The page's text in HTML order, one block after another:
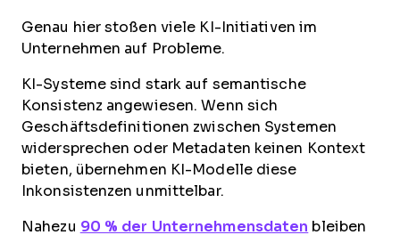
Genau hier stoßen viele KI-Initiativen im
Unternehmen auf Probleme.
KI-Systeme sind stark auf semantische
Konsistenz angewiesen. Wenn sich
Geschäftsdefinitionen zwischen Systemen
widersprechen oder Metadaten keinen Kontext
bieten, übernehmen KI-Modelle diese
Inkonsistenzen unmittelbar.
Nahezu 90 % der Unternehmensdaten bleiben